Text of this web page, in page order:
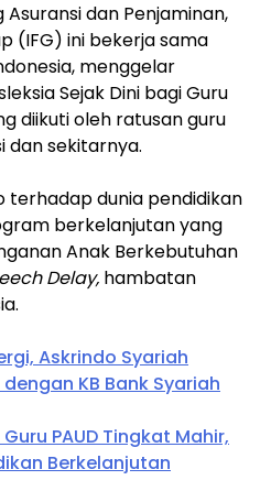
dan Penjaminan,
(IFG) ini bekerja sama
menggelar
Sejak Dini bagi Guru
diikuti oleh ratusan guru
dan sekitarnya.
terhadap dunia pendidikan
berkelanjutan yang
Anak Berkebutuhan
Delay, hambatan
Askrindo Syariah
KB Bank Syariah
PAUD Tingkat Mahir,
Berkelanjutan